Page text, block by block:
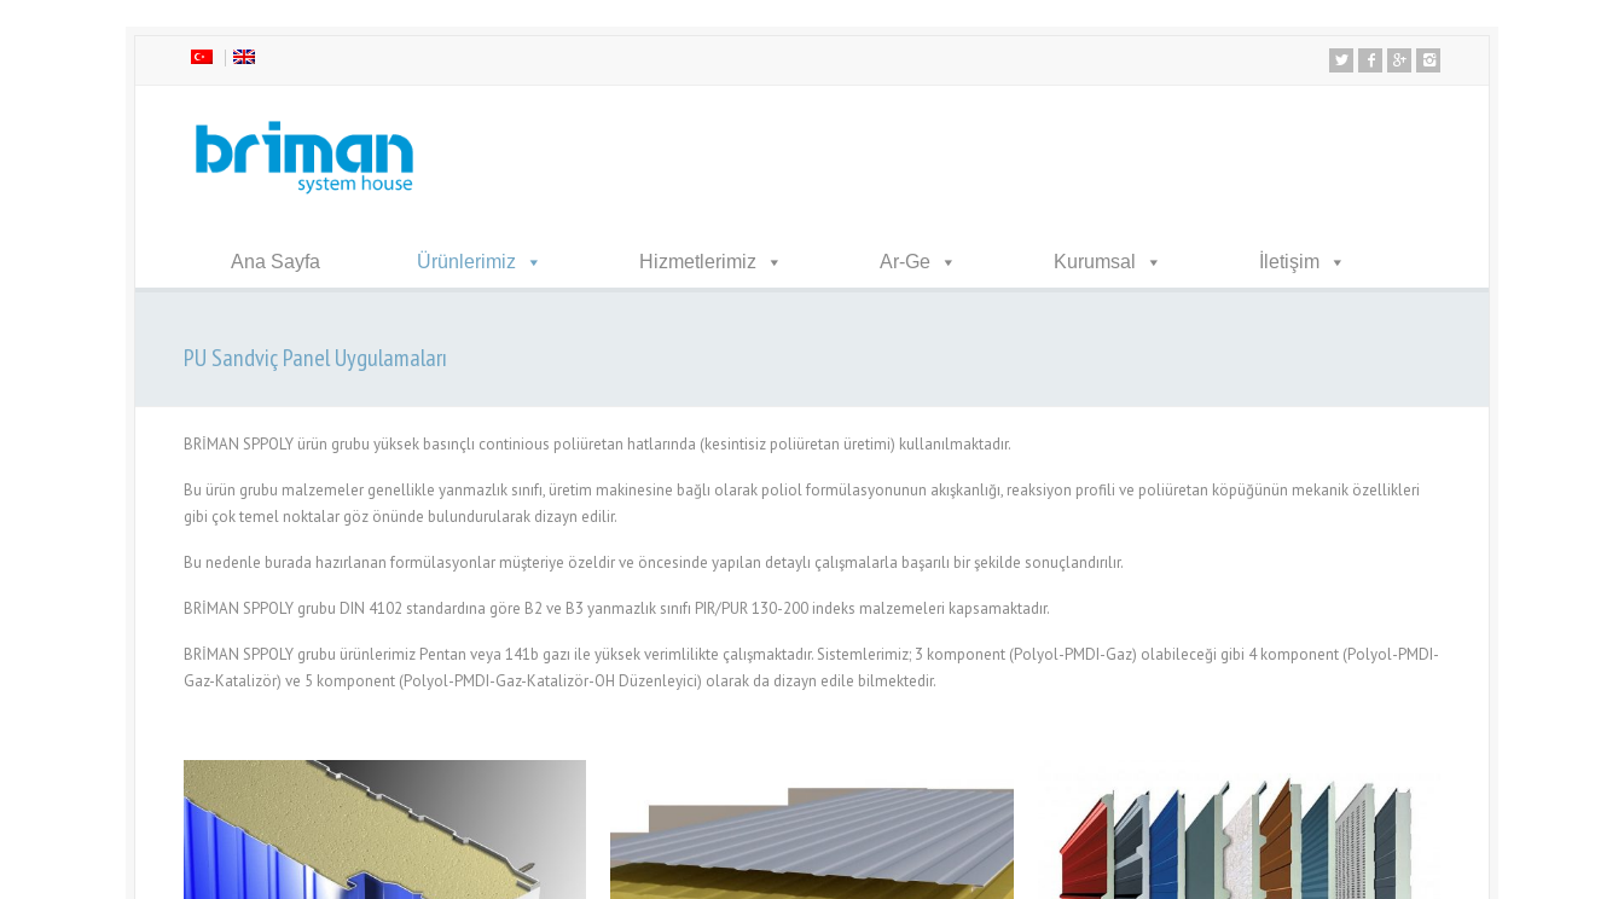
Ana Sayfa Ürünlerimiz Hizmetlerimiz Ar-Ge Kurumsal İletişim
PU Sandviç Panel Uygulamaları
BRİMAN SPPOLY ürün grubu yüksek basınçlı continious poliüretan hatlarında (kesintisiz poliüretan üretimi) kullanılmaktadır.
Bu ürün grubu malzemeler genellikle yanmazlık sınıfı, üretim makinesine bağlı olarak poliol formülasyonunun akışkanlığı, reaksiyon profili ve poliüretan köpüğünün mekanik özellikleri
gibi çok temel noktalar göz önünde bulundurularak dizayn edilir.
Bu nedenle burada hazırlanan formülasyonlar müşteriye özeldir ve öncesinde yapılan detaylı çalışmalarla başarılı bir şekilde sonuçlandırılır.
BRİMAN SPPOLY grubu DIN 4102 standardına göre B2 ve B3 yanmazlık sınıfı PIR/PUR 130-200 indeks malzemeleri kapsamaktadır.
BRİMAN SPPOLY grubu ürünlerimiz Pentan veya 141b gazı ile yüksek verimlilikte çalışmaktadır. Sistemlerimiz; 3 komponent (Polyol-PMDI-Gaz) olabileceği gibi 4 komponent (Polyol-PMDI-
Gaz-Katalizör) ve 5 komponent (Polyol-PMDI-Gaz-Katalizör-OH Düzenleyici) olarak da dizayn edile bilmektedir.